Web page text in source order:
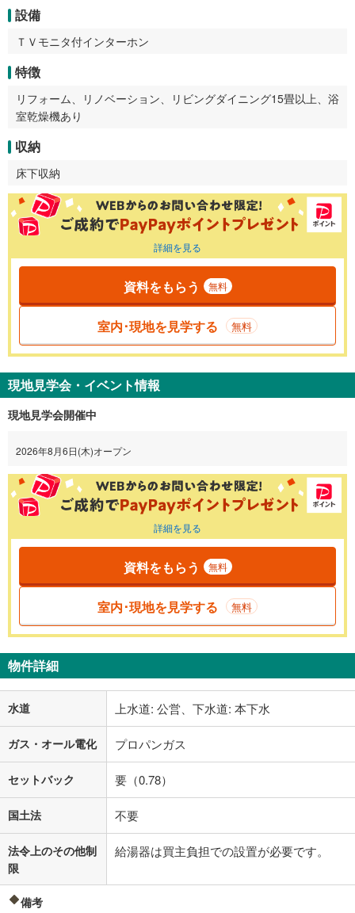
設備
ＴＶモニタ付インターホン
特徴
リフォーム、リノベーション、リビングダイニング15畳以上、浴
室乾燥機あり
収納
床下収納
詳細を見る
資料をもらう 無料
室内･現地を見学する 無料
現地見学会・イベント情報
現地見学会開催中
2026年8月6日(木)オープン
詳細を見る
資料をもらう 無料
室内･現地を見学する 無料
物件詳細
水道 上水道: 公営、下水道: 本下水
ガス・オール電化 プロパンガス
セットバック 要（0.78）
国土法 不要
法令上のその他制
限
給湯器は買主負担での設置が必要です。
備考